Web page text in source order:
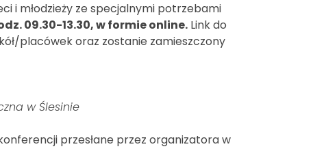
i młodzieży ze specjalnymi potrzebami
09.30-13.30, w formie online. Link do
placówek oraz zostanie zamieszczony
w Ślesinie
przesłane przez organizatora w